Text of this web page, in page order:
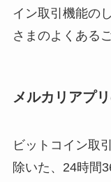
イン取引機能の
さまのよくある
メルカリアプ
ビットコイン取
除いた、24時間